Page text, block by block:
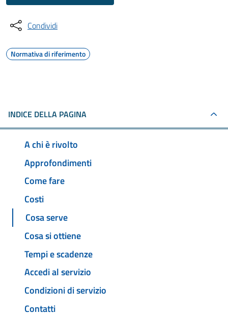
Condividi
Normativa di riferimento
INDICE DELLA PAGINA
A chi è rivolto
Approfondimenti
Come fare
Costi
Cosa serve
Cosa si ottiene
Tempi e scadenze
Accedi al servizio
Condizioni di servizio
Contatti